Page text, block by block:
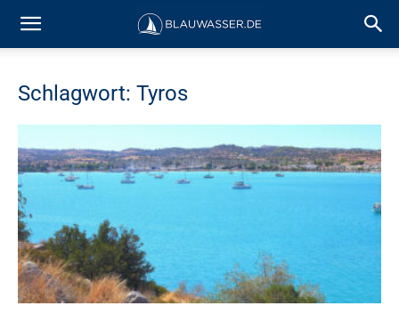
Schlagwort: Tyros